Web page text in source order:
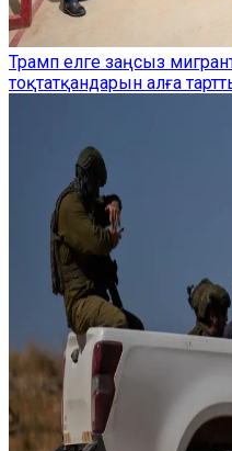
Трамп елге заңсыз
тоқтатқандарын алға